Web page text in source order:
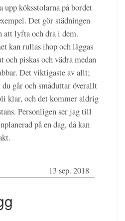
upp köksstolarna på bordet
Det gör städningen
att lyfta och dra i dem.
kan rullas ihop och läggas
och piskas och vädra medan
Det viktigaste av allt;
går och småduttar överallt
klar, och det kommer aldrig
Personligen ser jag till
på en dag, då kan
13 sep. 2018